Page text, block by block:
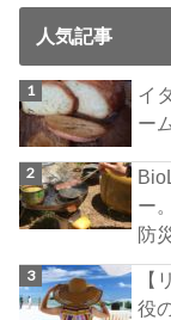
人気記事
イ
ー
ー
防
【
役